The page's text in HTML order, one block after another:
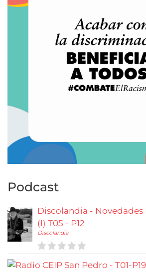
Podcast
Discolandia - Novedades
(I) T05 - P12
Discolandia